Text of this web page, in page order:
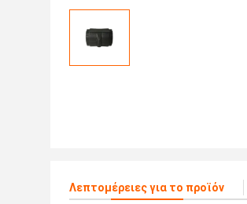
Λεπτομέρειες για το προϊόν